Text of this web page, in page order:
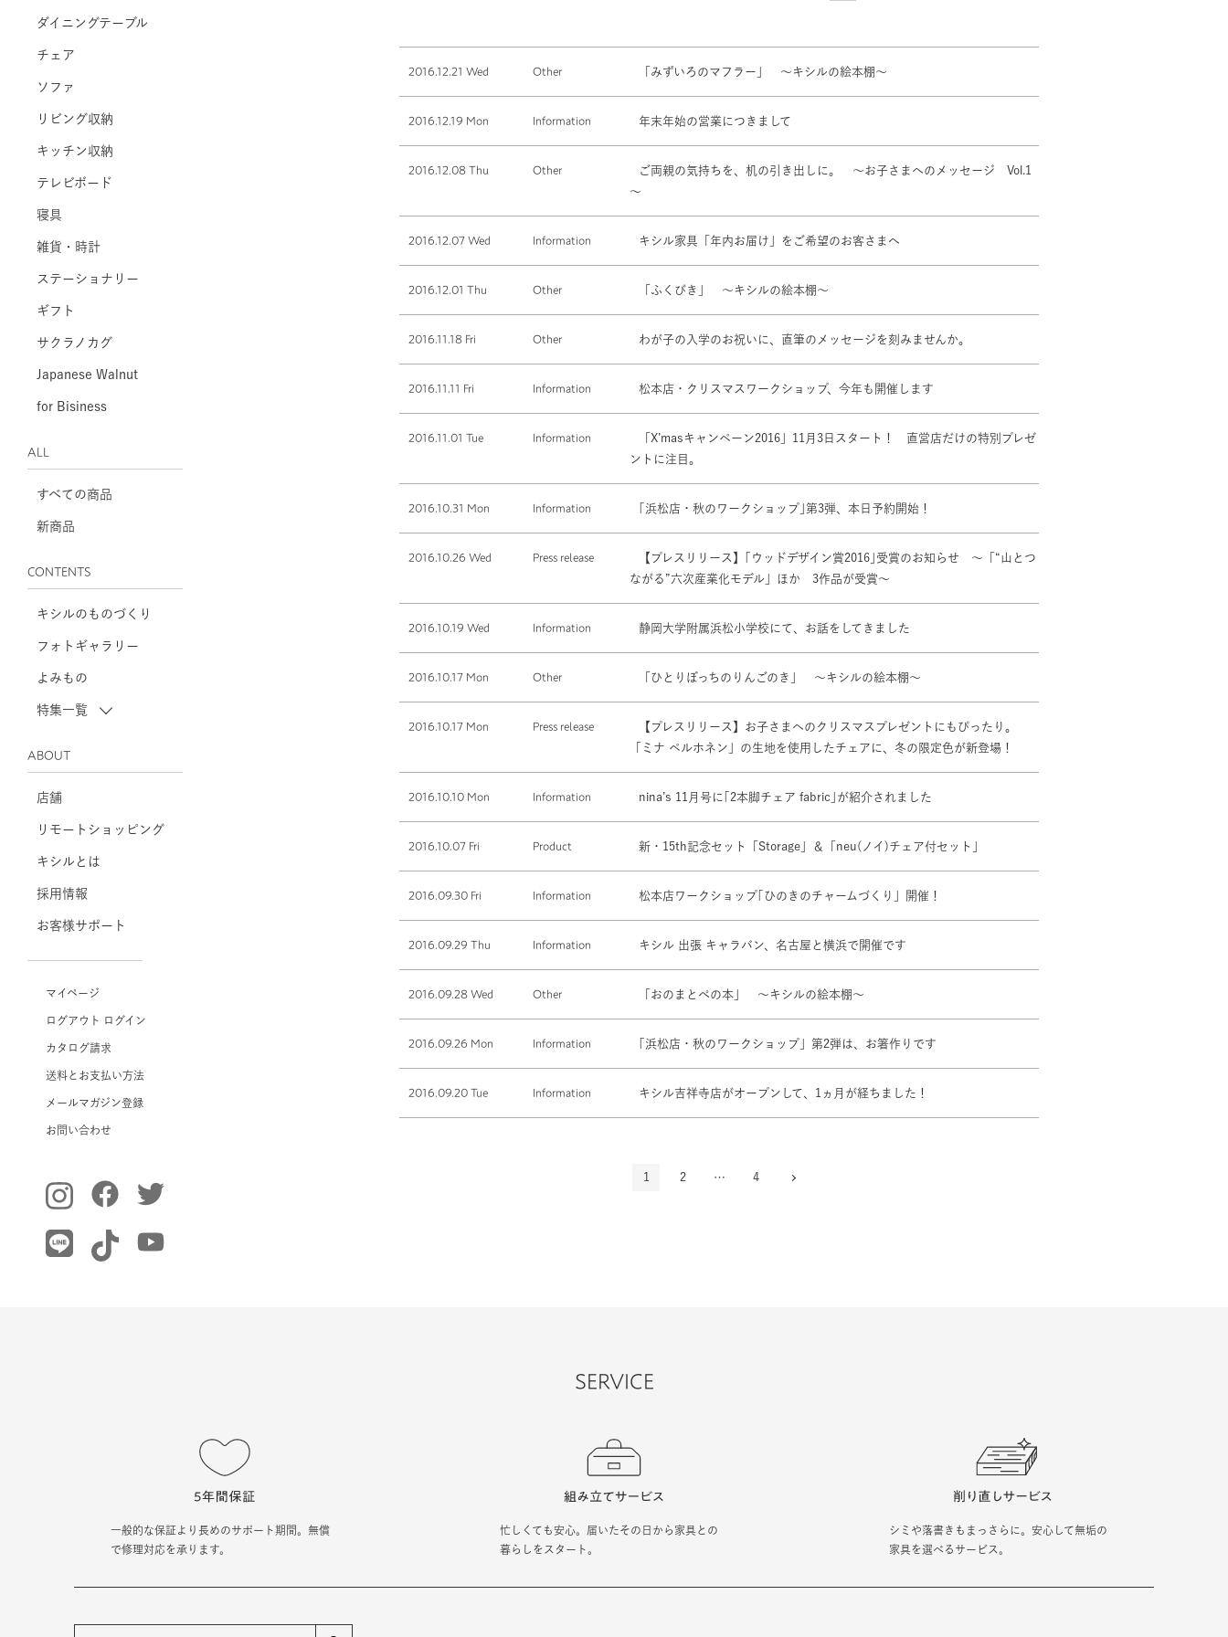
ダイニングテーブル
チェア
ソファ
リビング収納
キッチン収納
テレビボード
寝具
雑貨・時計
ステーショナリー
ギフト
サクラノカグ
Japanese Walnut
for Bisiness
ALL
すべての商品
新商品
CONTENTS
キシルのものづくり
フォトギャラリー
よみもの
特集一覧
ABOUT
店舗
リモートショッピング
キシルとは
採用情報
お客様サポート
マイページ
ログアウト ログイン
カタログ請求
送料とお支払い方法
メールマガジン登録
お問い合わせ
2016.12.21 Wed Other 「みずいろのマフラー」 ～キシルの絵本棚～
2016.12.19 Mon Information 年末年始の営業につきまして
2016.12.08 Thu Other
ご両親の気持ちを、机の引き出しに。 ～お子さまへのメッセージ Vol.1
～
2016.12.07 Wed Information キシル家具「年内お届け」をご希望のお客さまへ
2016.12.01 Thu Other 「ふくびき」 ～キシルの絵本棚～
2016.11.18 Fri Other わが子の入学のお祝いに、直筆のメッセージを刻みませんか。
2016.11.11 Fri Information 松本店・クリスマスワークショップ、今年も開催します
2016.11.01 Tue Information
「X’masキャンペーン2016」11月3日スタート！ 直営店だけの特別プレゼ
ントに注目。
2016.10.31 Mon Information ｢浜松店・秋のワークショップ｣第3弾、本日予約開始！
2016.10.26 Wed Press release
【プレスリリース】｢ウッドデザイン賞2016｣受賞のお知らせ ～「“山とつ
ながる”六次産業化モデル」ほか 3作品が受賞～
2016.10.19 Wed Information 静岡大学附属浜松小学校にて、お話をしてきました
2016.10.17 Mon Other 「ひとりぼっちのりんごのき」 ～キシルの絵本棚～
2016.10.17 Mon Press release
【プレスリリース】お子さまへのクリスマスプレゼントにもぴったり。
「ミナ ペルホネン」の生地を使用したチェアに、冬の限定色が新登場！
2016.10.10 Mon Information nina’s 11月号に｢2本脚チェア fabric｣が紹介されました
2016.10.07 Fri Product 新・15th記念セット「Storage」＆「neu(ノイ)チェア付セット」
2016.09.30 Fri Information 松本店ワークショップ｢ひのきのチャームづくり」開催！
2016.09.29 Thu Information キシル 出張 キャラバン、名古屋と横浜で開催です
2016.09.28 Wed Other 「おのまとぺの本」 ～キシルの絵本棚～
2016.09.26 Mon Information ｢浜松店・秋のワークショップ」第2弾は、お箸作りです
2016.09.20 Tue Information キシル吉祥寺店がオープンして、1ヵ月が経ちました！
1 2 … 4 次へ
SERVICE
一般的な保証より長めのサポート期間。無償
で修理対応を承ります。
忙しくても安心。届いたその日から家具との
暮らしをスタート。
シミや落書きもまっさらに。安心して無垢の
家具を選べるサービス。